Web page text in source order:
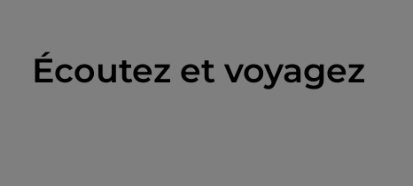
Écoutez et voyagez